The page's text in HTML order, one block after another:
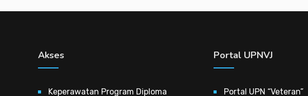
Akses
Keperawatan Program Diploma
Portal UPNVJ
Portal UPN “Veteran”